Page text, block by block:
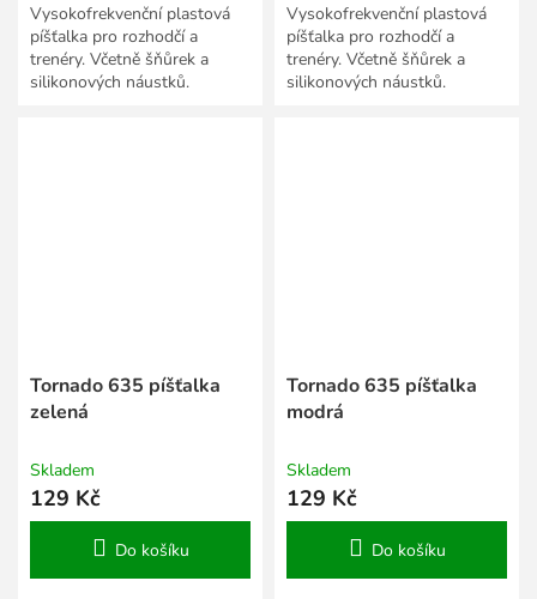
Vysokofrekvenční plastová
píšťalka pro rozhodčí a
trenéry. Včetně šňůrek a
silikonových náustků.
Vysokofrekvenční plastová
píšťalka pro rozhodčí a
trenéry. Včetně šňůrek a
silikonových náustků.
Tornado 635 píšťalka
zelená
Skladem
129 Kč
Do košíku
Tornado 635 píšťalka
modrá
Skladem
129 Kč
Do košíku